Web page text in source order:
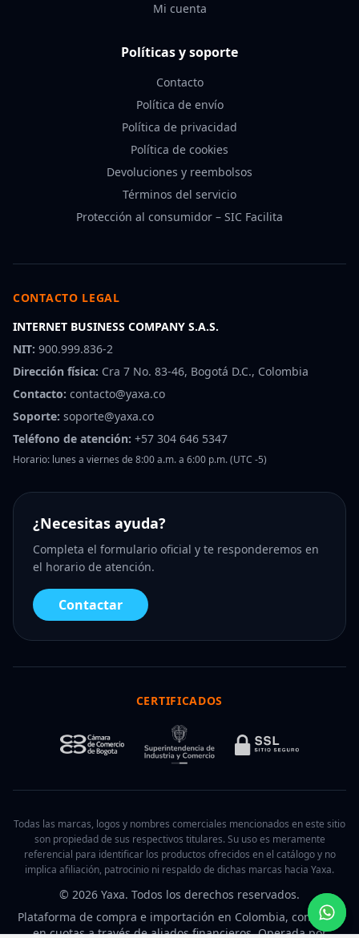
Mi cuenta
Políticas y soporte
Contacto
Política de envío
Política de privacidad
Política de cookies
Devoluciones y reembolsos
Términos del servicio
Protección al consumidor – SIC Facilita
CONTACTO LEGAL
INTERNET BUSINESS COMPANY S.A.S.
NIT: 900.999.836-2
Dirección física: Cra 7 No. 83-46, Bogotá D.C., Colombia
Contacto: contacto@yaxa.co
Soporte: soporte@yaxa.co
Teléfono de atención: +57 304 646 5347
Horario: lunes a viernes de 8:00 a.m. a 6:00 p.m. (UTC -5)
¿Necesitas ayuda?
Completa el formulario oficial y te responderemos en
el horario de atención.
Contactar
CERTIFICADOS
Todas las marcas, logos y nombres comerciales mencionados en este sitio
son propiedad de sus respectivos titulares. Su uso es meramente
referencial para identificar los productos ofrecidos en el catálogo y no
implica afiliación, patrocinio ni respaldo de dichas marcas hacia Yaxa.
© 2026 Yaxa. Todos los derechos reservados.
Plataforma de compra e importación en Colombia, con pago
en cuotas a través de aliados financieros. Operada por